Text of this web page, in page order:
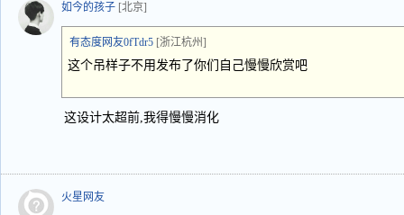
如今的孩子 [北京]
有态度网友0fTdr5 [浙江杭州]
这个吊样子不用发布了你们自己慢慢欣赏吧
这设计太超前,我得慢慢消化
火星网友